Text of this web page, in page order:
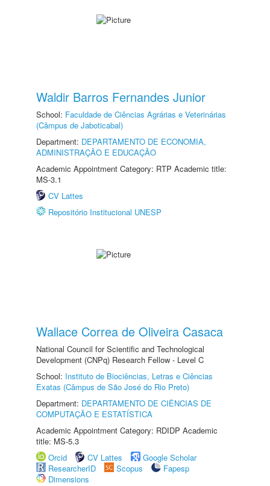
Waldir Barros Fernandes Junior
School: Faculdade de Ciências Agrárias e Veterinárias
(Câmpus de Jaboticabal)
Department: DEPARTAMENTO DE ECONOMIA,
ADMINISTRAÇÃO E EDUCAÇÃO
Academic Appointment Category: RTP Academic title:
MS-3.1
CV Lattes
Repositório Institucional UNESP
Wallace Correa de Oliveira Casaca
National Council for Scientific and Technological
Development (CNPq) Research Fellow - Level C
School: Instituto de Biociências, Letras e Ciências
Exatas (Câmpus de São José do Rio Preto)
Department: DEPARTAMENTO DE CIÊNCIAS DE
COMPUTAÇÃO E ESTATÍSTICA
Academic Appointment Category: RDIDP Academic
title: MS-5.3
Orcid
CV Lattes
Google Scholar
ResearcherID
Scopus
Fapesp
Dimensions